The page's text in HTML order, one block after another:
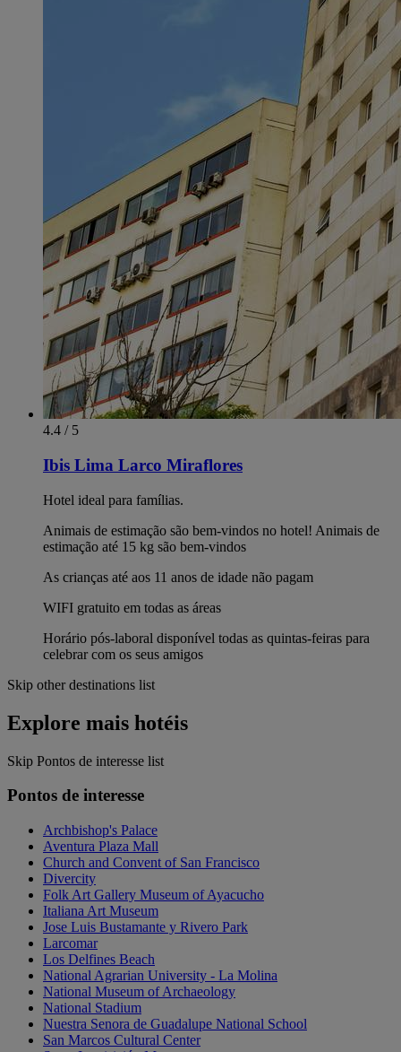
4.4 / 5
Ibis Lima Larco Miraflores
Hotel ideal para famílias.
Animais de estimação são bem-vindos no hotel! Animais de
estimação até 15 kg são bem-vindos
As crianças até aos 11 anos de idade não pagam
WIFI gratuito em todas as áreas
Horário pós-laboral disponível todas as quintas-feiras para
celebrar com os seus amigos
Skip other destinations list
Explore mais hotéis
Skip Pontos de interesse list
Pontos de interesse
Archbishop's Palace
Aventura Plaza Mall
Church and Convent of San Francisco
Divercity
Folk Art Gallery Museum of Ayacucho
Italiana Art Museum
Jose Luis Bustamante y Rivero Park
Larcomar
Los Delfines Beach
National Agrarian University - La Molina
National Museum of Archaeology
National Stadium
Nuestra Senora de Guadalupe National School
San Marcos Cultural Center